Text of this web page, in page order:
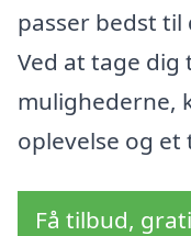
passer bedst
Ved at tage
mulighederne,
oplevelse og
Få tilbud,